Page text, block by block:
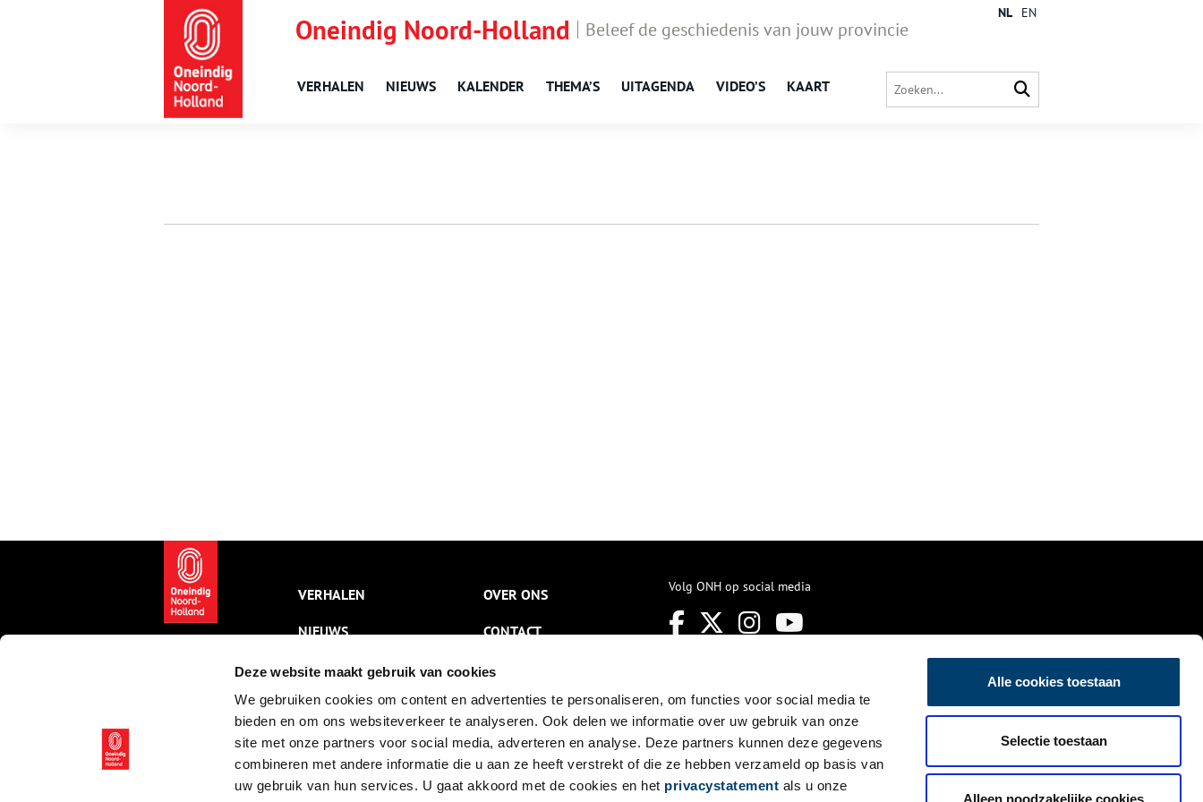
Deze website maakt gebruik van cookies
We gebruiken cookies om content en advertenties te personaliseren, om functies voor social media te
bieden en om ons websiteverkeer te analyseren. Ook delen we informatie over uw gebruik van onze
site met onze partners voor social media, adverteren en analyse. Deze partners kunnen deze gegevens
combineren met andere informatie die u aan ze heeft verstrekt of die ze hebben verzameld op basis van
uw gebruik van hun services. U gaat akkoord met de cookies en het privacystatement als u onze
Alle cookies toestaan
Selectie toestaan
Alleen noodzakelijke cookies
Oneindig Noord-Holland Beleef de geschiedenis van jouw provincie
VERHALEN NIEUWS KALENDER THEMA’S UITAGENDA VIDEO’S KAART
NL EN
VERHALEN
NIEUWS
KALENDER
THEMA’S
ACTIVITEITEN
VIDEO’S
OVER ONS
CONTACT
NIEUWSBRIEF
DISCLAIMER
PRIVACY
TOEGANKELIJKHEID
Volg ONH op social media